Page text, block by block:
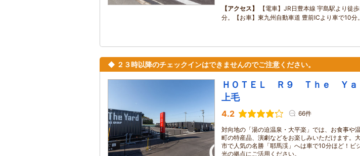
アクセス
【電車】JR日豊本線 宇島駅より徒
分。【お車】東九州自動車道 豊前ICより車で10分。
◆ ２３時以降のチェックインはできませんのでご注意ください。
ＨＯＴＥＬ Ｒ９ Ｔｈｅ Ｙ
上毛
4.2 66件
対向地の「湯の迫温泉・大平楽」では、お食事や
町の特産品、演劇などをお楽しみいただけます。
市で人気の名勝「耶馬渓」へは車で10分ほど！ビ
光の拠点にご活用ください。